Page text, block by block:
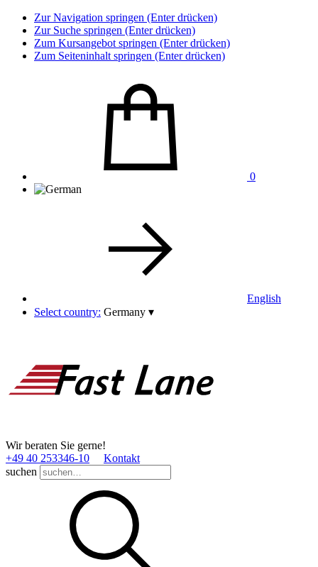
Zur Navigation springen (Enter drücken)
Zur Suche springen (Enter drücken)
Zum Kursangebot springen (Enter drücken)
Zum Seiteninhalt springen (Enter drücken)
0
English
Select country: Germany ▾
Wir beraten Sie gerne!
+49 40 253346­-10
Kontakt
suchen